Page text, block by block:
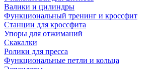
Валики и цилиндры
Функциональный тренинг и кроссфит
Станции для кроссфита
Упоры для отжиманий
Скакалки
Ролики для пресса
Функциональные петли и кольца